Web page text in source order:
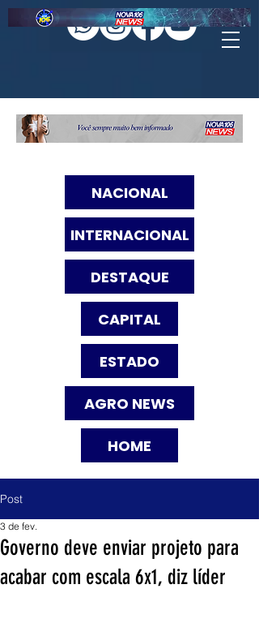
NACIONAL
INTERNACIONAL
DESTAQUE
CAPITAL
ESTADO
AGRO NEWS
HOME
Post
Governo deve enviar projeto para
acabar com escala 6x1, diz líder
3 de fev.